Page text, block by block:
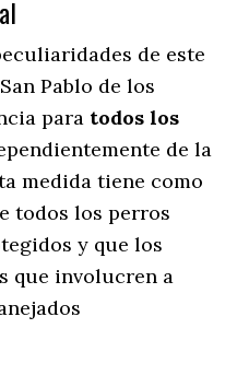
de este
Pablo de los
para todos los
de la
medida tiene como
todos los perros
y que los
que involucren a